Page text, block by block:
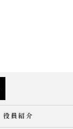
役員紹介